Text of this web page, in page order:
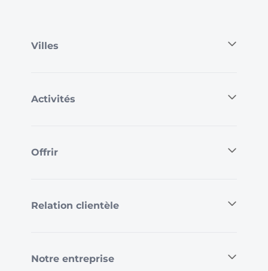
Villes
Activités
Offrir
Relation clientèle
Notre entreprise